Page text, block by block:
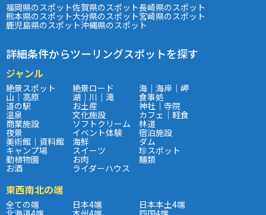
福岡県のスポット佐賀県のスポット長崎県のスポット
熊本県のスポット大分県のスポット宮崎県のスポット
鹿児島県のスポット沖縄県のスポット
詳細条件からツーリングスポットを探す
ジャンル
絶景スポット 絶景ロード 海｜海岸｜岬
山｜高原 湖｜川｜滝 食事処
道の駅 お土産 神社｜寺院
温泉 文化施設 カフェ｜軽食
商業施設 ソフトクリーム 林道
夜景 イベント体験 宿泊施設
美術館｜資料館 海鮮 ダム
キャンプ場 スイーツ 珍スポット
動植物園 お肉 麺類
お酒 ライダーハウス
東西南北の端
全ての端 日本4端 日本本土4端